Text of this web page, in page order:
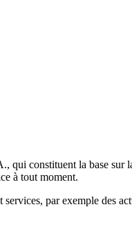
constituent la base sur
à tout moment.
par exemple des